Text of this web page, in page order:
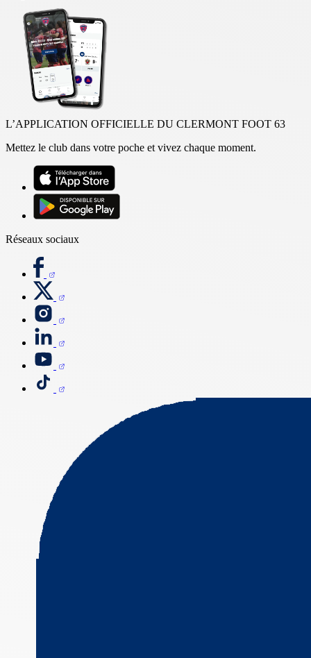
L’APPLICATION OFFICIELLE DU CLERMONT FOOT 63
Mettez le club dans votre poche et vivez chaque moment.
Réseaux sociaux